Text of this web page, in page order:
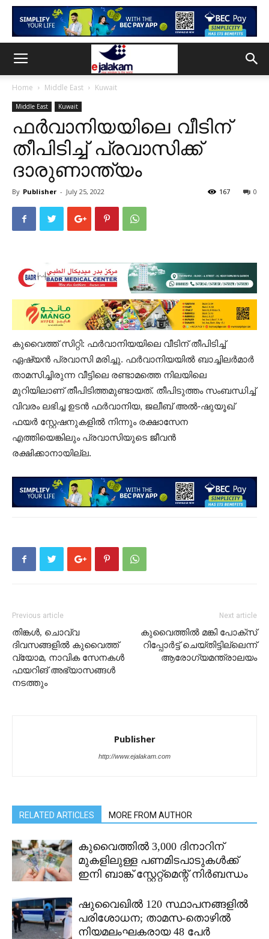
Home Middle East Kuwait
Middle East Kuwait
ഫർവാനിയയിലെ വീടിന്
തീപിടിച്ച് പ്രവാസിക്ക്
ദാരുണാന്ത്യം
By Publisher - July 25, 2022 0
167
കുവൈത്ത് സിറ്റി: ഫർവാനിയയിലെ വീടിന് തീപിടിച്ച്
ഏഷ്യൻ പ്രവാസി മരിച്ചു. ഫർവാനിയയിൽ ബാച്ചിലർമാർ
താമസിച്ചിരുന്ന വീട്ടിലെ രണ്ടാമത്തെ നിലയിലെ
മുറിയിലാണ് തീപിടിത്തമുണ്ടായത്. തീപിടുത്തം സംബന്ധിച്ച്
വിവരം ലഭിച്ച ഉടൻ ഫർവാനിയ, ജലീബ് അൽ-ഷുയൂഖ്
ഫയർ സ്റ്റേഷനുകളിൽ നിന്നും രക്ഷാസേന
എത്തിയെങ്കിലും പ്രവാസിയുടെ ജീവൻ
രക്ഷിക്കാനായില്ല.
Previous article
തിങ്കൾ, ചൊവ്വ
ദിവസങ്ങളിൽ കുവൈത്ത്
വ്യോമ, നാവിക സേനകൾ
ഫയറിങ് അഭ്യാസങ്ങൾ
നടത്തും
Next article
കുവൈത്തിൽ മങ്കി പോക്സ്
റിപ്പോർട്ട് ചെയ്തിട്ടില്ലെന്ന്
ആരോഗ്യമന്ത്രാലയം
Publisher
http://www.ejalakam.com
RELATED ARTICLES MORE FROM AUTHOR
കുവൈത്തിൽ 3,000 ദിനാറിന്
മുകളിലുള്ള പണമിടപാടുകൾക്ക്
ഇനി ബാങ്ക് സ്റ്റേറ്റ്മെന്റ് നിർബന്ധം
ഷുവൈഖിൽ 120 സ്ഥാപനങ്ങളിൽ
പരിശോധന; താമസ-തൊഴിൽ
നിയമലംഘകരായ 48 പേർ